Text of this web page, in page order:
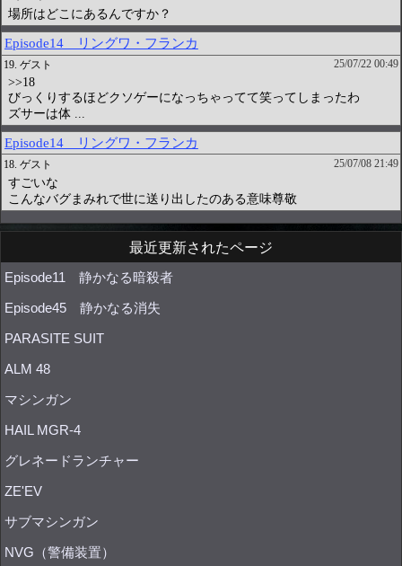
最近更新されたページ
Episode11 静かなる暗殺者
Episode45 静かなる消失
PARASITE SUIT
ALM 48
マシンガン
HAIL MGR-4
グレネードランチャー
ZE'EV
サブマシンガン
NVG（警備装置）